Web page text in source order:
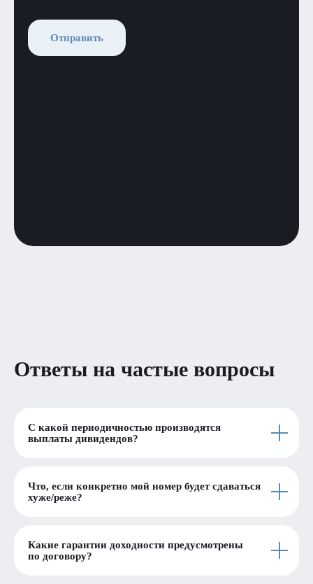
Отправить
Ответы на частые вопросы
С какой периодичностью производятся
выплаты дивидендов?
Что, если конкретно мой номер будет сдаваться
хуже/реже?
Какие гарантии доходности предусмотрены
по договору?